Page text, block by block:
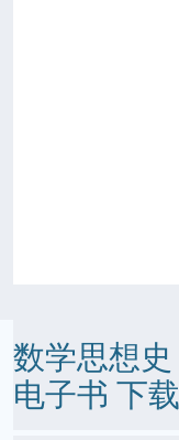
数学思想
电子书 下